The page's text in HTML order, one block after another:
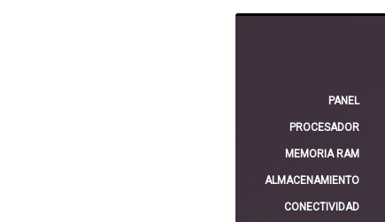
PANEL
PROCESADOR
MEMORIA RAM
ALMACENAMIENTO
CONECTIVIDAD